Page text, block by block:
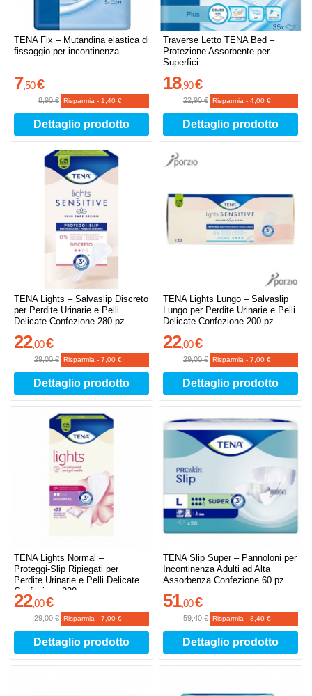
TENA Fix – Mutandina elastica di
fissaggio per incontinenza
7,50€
8,90 € Risparmia -1,40 €
Dettaglio prodotto
Traverse Letto TENA Bed –
Protezione Assorbente per
Superfici
18,90€
22,90 € Risparmia -4,00 €
Dettaglio prodotto
TENA Lights – Salvaslip Discreto
per Perdite Urinarie e Pelli
Delicate Confezione 280 pz
22,00€
29,00 € Risparmia -7,00 €
Dettaglio prodotto
TENA Lights Lungo – Salvaslip
Lungo per Perdite Urinarie e Pelli
Delicate Confezione 200 pz
22,00€
29,00 € Risparmia -7,00 €
Dettaglio prodotto
TENA Lights Normal –
Proteggi‑Slip Ripiegati per
Perdite Urinarie e Pelli Delicate
Confezione 220 pz
22,00€
29,00 € Risparmia -7,00 €
Dettaglio prodotto
TENA Slip Super – Pannoloni per
Incontinenza Adulti ad Alta
Assorbenza Confezione 60 pz
51,00€
59,40 € Risparmia -8,40 €
Dettaglio prodotto